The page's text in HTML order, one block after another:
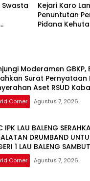
Kejari Karo
Penuntutan
Pidana
Moderamen
Surat Pernyataan
Aset RSUD
Corner Agustus 7, 2026
IPK LAU BALENG
DRUMBAND
1 LAU BALENG
Corner Agustus 7, 2026